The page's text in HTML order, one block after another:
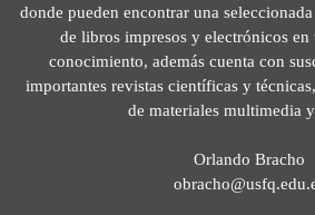
donde pueden encontrar una
de libros impresos y electrónicos en
conocimiento, además cuenta con
importantes revistas científicas y
de materiales multimedia
Orlando Bracho